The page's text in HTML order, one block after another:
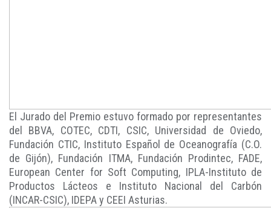
El Jurado del Premio estuvo formado por representantes
del BBVA, COTEC, CDTI, CSIC, Universidad de Oviedo,
Fundación CTIC, Instituto Español de Oceanografía (C.O.
de Gijón), Fundación ITMA, Fundación Prodintec, FADE,
European Center for Soft Computing, IPLA-Instituto de
Productos Lácteos e Instituto Nacional del Carbón
(INCAR-CSIC), IDEPA y CEEI Asturias.